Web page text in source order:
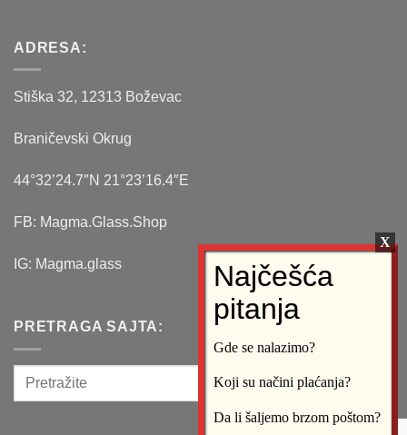
ADRESA:
Stiška 32, 12313 Boževac
Braničevski Okrug
44°32’24.7″N 21°23’16.4″E
FB: Magma.Glass.Shop
IG: Magma.glass
PRETRAGA SAJTA:
Gde se nalazimo?
Koji su načini plaćanja?
Da li šaljemo brzom poštom?